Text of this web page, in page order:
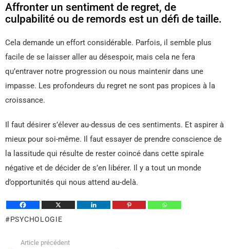
Affronter un sentiment de regret, de
culpabilité ou de remords est un défi de taille.
Cela demande un effort considérable. Parfois, il semble plus
facile de se laisser aller au désespoir, mais cela ne fera
qu’entraver notre progression ou nous maintenir dans une
impasse. Les profondeurs du regret ne sont pas propices à la
croissance.
Il faut désirer s’élever au-dessus de ces sentiments. Et aspirer à
mieux pour soi-même. Il faut essayer de prendre conscience de
la lassitude qui résulte de rester coincé dans cette spirale
négative et de décider de s’en libérer. Il y a tout un monde
d’opportunités qui nous attend au-delà.
PSYCHOLOGIE
Article précédent